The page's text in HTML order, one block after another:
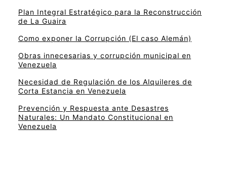
Plan Integral Estratégico para la Reconstrucción
de La Guaira
Como exponer la Corrupción (El caso Alemán)
Obras innecesarias y corrupción municipal en
Venezuela
Necesidad de Regulación de los Alquileres de
Corta Estancia en Venezuela
Prevención y Respuesta ante Desastres
Naturales: Un Mandato Constitucional en
Venezuela